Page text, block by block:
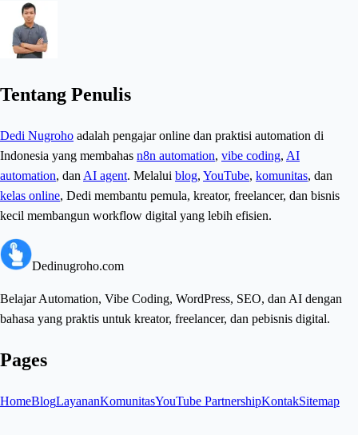
Tentang Penulis
Dedi Nugroho adalah pengajar online dan praktisi automation di
Indonesia yang membahas n8n automation, vibe coding, AI
automation, dan AI agent. Melalui blog, YouTube, komunitas, dan
kelas online, Dedi membantu pemula, kreator, freelancer, dan bisnis
kecil membangun workflow digital yang lebih efisien.
Dedinugroho.com
Belajar Automation, Vibe Coding, WordPress, SEO, dan AI dengan
bahasa yang praktis untuk kreator, freelancer, dan pebisnis digital.
Pages
HomeBlogLayananKomunitasYouTube PartnershipKontakSitemap